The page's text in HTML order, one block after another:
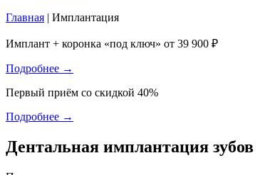
Главная | Имплантация
Имплант + коронка «под ключ» от 39 900 ₽
Подробнее →
Первый приём со скидкой 40%
Подробнее →
Дентальная имплантация зубов